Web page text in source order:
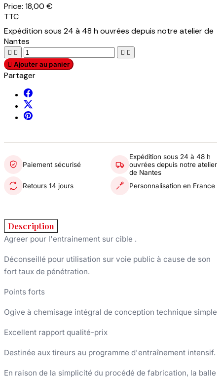
Price: 18,00 €
TTC
Expédition sous 24 à 48 h ouvrées depuis notre atelier de
Nantes
   
 Ajouter au panier
Partager
Paiement sécurisé
Expédition sous 24 à 48 h
ouvrées depuis notre atelier
de Nantes
Retours 14 jours
Personnalisation en France
Description
Agreer pour l'entrainement sur cible .
Déconseillé pour utilisation sur voie public à cause de son
fort taux de pénétration.
Points forts
Ogive à chemisage intégral de conception technique simple
Excellent rapport qualité-prix
Destinée aux tireurs au programme d'entraînement intensif.
En raison de la simplicité du procédé de fabrication, la balle